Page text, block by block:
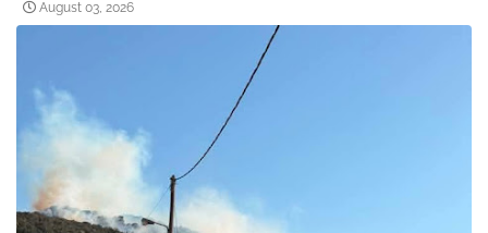
August 03, 2026